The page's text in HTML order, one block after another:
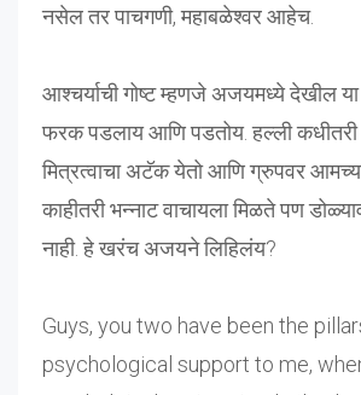
नसेल तर पाचगणी, महाबळेश्वर आहेच.
आश्चर्याची गोष्ट म्हणजे अजयमध्ये देखील
फरक पडलाय आणि पडतोय. हल्ली कधीतरी
मित्रत्वाचा अटॅक येतो आणि ग्रुपवर
काहीतरी भन्नाट वाचायला मिळते पण
नाही. हे खरंच अजयने लिहिलंय?
Guys, you two have been the
psychological support to me,